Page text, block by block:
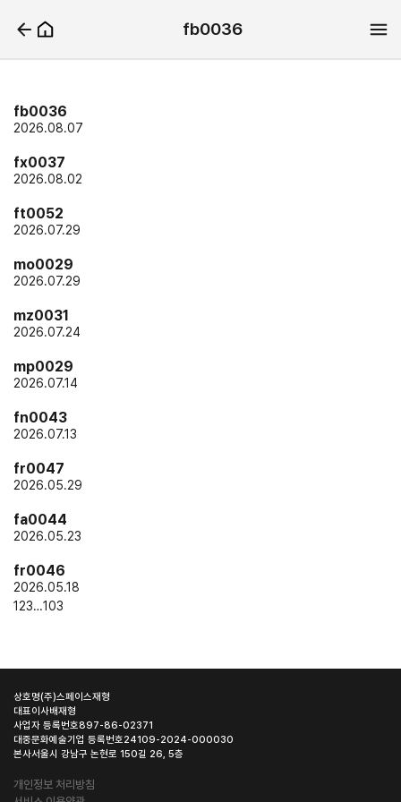
fb0036
fb0036
2026.08.07
fx0037
2026.08.02
ft0052
2026.07.29
mo0029
2026.07.29
mz0031
2026.07.24
mp0029
2026.07.14
fn0043
2026.07.13
fr0047
2026.05.29
fa0044
2026.05.23
fr0046
2026.05.18
1 23…103
상호명(주)스페이스재형
대표이사배재형
사업자 등록번호897-86-02371
대중문화예술기업 등록번호24109-2024-000030
본사서울시 강남구 논현로 150길 26, 5층
개인정보 처리방침